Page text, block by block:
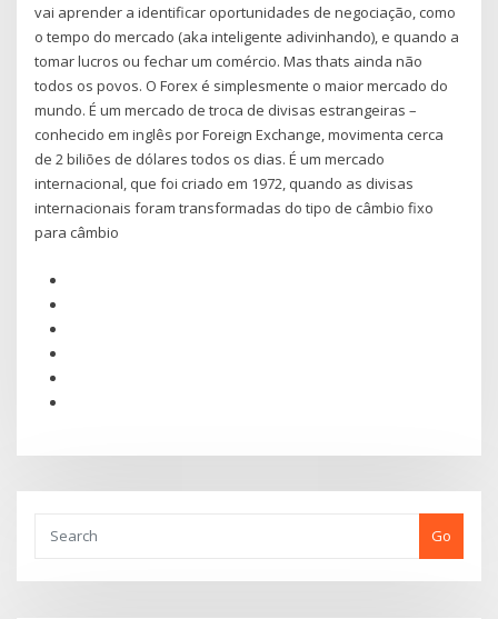
vai aprender a identificar oportunidades de negociação, como
o tempo do mercado (aka inteligente adivinhando), e quando a
tomar lucros ou fechar um comércio. Mas thats ainda não
todos os povos. O Forex é simplesmente o maior mercado do
mundo. É um mercado de troca de divisas estrangeiras –
conhecido em inglês por Foreign Exchange, movimenta cerca
de 2 biliões de dólares todos os dias. É um mercado
internacional, que foi criado em 1972, quando as divisas
internacionais foram transformadas do tipo de câmbio fixo
para câmbio
Go